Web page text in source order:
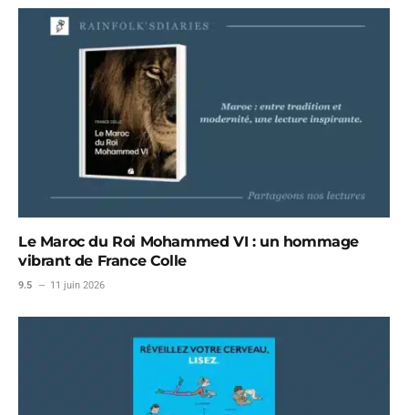
Le Maroc du Roi Mohammed VI : un hommage
vibrant de France Colle
9.5 11 juin 2026